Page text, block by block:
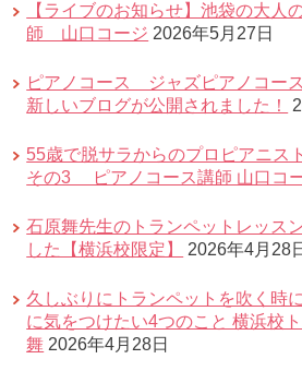
【ライブのお知らせ】池袋の大人
師 山口コージ 2026年5月27日
ピアノコース ジャズピアノコー
新しいブログが公開されました！
55歳で脱サラからのプロピアニス
その3 ピアノコース講師 山口コ
石原舞先生のトランペットレッス
した【横浜校限定】
2026年4月28
久しぶりにトランペットを吹く時
に気をつけたい4つのこと 横浜校
舞 2026年4月28日